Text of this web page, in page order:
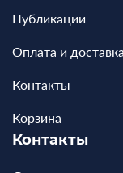
Публикации
Оплата и доставка
Контакты
Корзина
Контакты